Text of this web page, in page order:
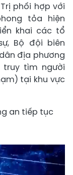
phối hợp với
tỏa hiện
khai các tổ
Bộ đội biên
địa phương
truy tìm người
tại khu vực
an tiếp tục